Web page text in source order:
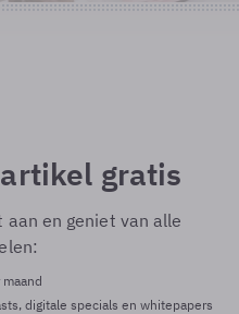
gratis
aan en geniet van alle
digitale specials en whitepapers